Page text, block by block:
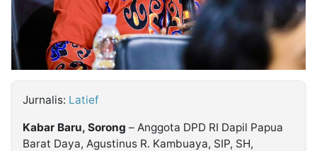
Follow
Kabarbaru
Jurnalis: Latief
Kabar Baru, Sorong – Anggota DPD RI Dapil Papua
Barat Daya, Agustinus R. Kambuaya, SIP, SH,